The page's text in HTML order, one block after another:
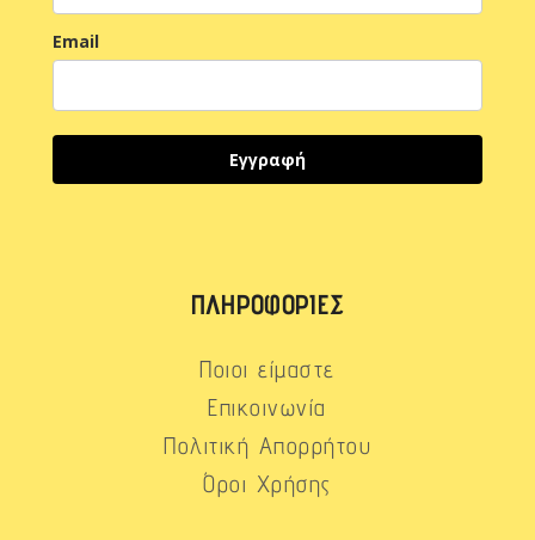
Email
Εγγραφή
ΠΛΗΡΟΦΟΡΊΕΣ
Ποιοι είμαστε
Επικοινωνία
Πολιτική Απορρήτου
Όροι Χρήσης